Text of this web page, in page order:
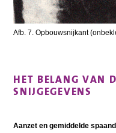
Afb. 7. Opbouwsnijkant
HET BELANG VAN
SNIJGEGEVENS
Aanzet en gemiddelde